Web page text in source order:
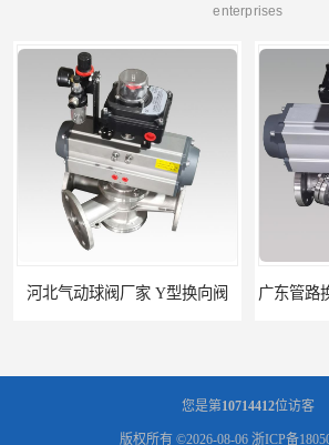
enterprises
河北气动球阀厂家 Y型换向阀 广东管路
您是第10714412位访客
版权所有 ©2026-08-06 浙ICP备